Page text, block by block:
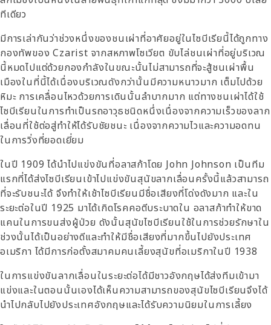
ทีเดียว
มีการเล่ากันว่าช่วงหนึ่งของชนเผ่าที่อาศัยอยู่ในไซบีเรียนี้ได้ถูกทาง
กองทัพของ Czarist จากสหภาพโซเวียต ขับไล่ชนเผ่าที่อยู่บริเวณ
นี้หมดไปแต่ด้วยกองกำลังในขณะนั้นไม่สามารถที่จะสู้ชนเผ่าพื้น
เมืองในที่นี้ได้เนื่องบริเวณดังกว่านั้นมีความหนาวมาก เต็มไปด้วย
หิมะ การเคลื่อนไหวด้วยการเดินนั้นลำบากมาก แต่ทางชนเผ่าได้ใช้
ไซบีเรียนในการทำเป็นรถอาวุธชนิดหนึ่งเนื่องจากความเร็วของลาก
เลื่อนที่ใช้ต่อสู่ทำให้ได้รับชัยชนะ เนื่องจากความไวและความอดทน
ในการวิ่งที่ยอดเยี่ยม
ในปี 1909 ได้นำไปแข่งขันที่อลาสก้าโดย John Johnson เป็นทีม
แรกที่ได้ส่งไซบีเรียนเข้าไปแข่งขันสุนัขลากเลื่อนครั้งนี้แล้วสามารถ
ที่จะรับชนะได้ จึงทำให้เช้าไซบีเรียนมีชื่อเสียงที่โด่งดังมาก และใน
ระยะต่อในปี 1925 มาได้เกิดโรคคอตีบระบาดใน อลาสก้าทำให้ขาด
แคนในการขนส่งผู้ป่วย ดังนั้นสุนัขไซบีเรียนใช้ในการช่วยรักษาใน
ช่วงนั้นได้เป็นอย่างดีและทำให้มีชื่อเสียงที่มากขึ้นไปยังประเทศ
อเมริกา ได้มีการก่อตั้งสมาคมคนเลี้ยงสุนัขที่อเมริกาในปี 1938
ในการแข่งขันลากเลื่อนในระยะต่อได้มีชาวอังกฤษได้ส่งทีมเข้ามา
แข่งและในตอนนั้นเองได้เห็นความสามารถของสุนัขไซบีเรียนจึงได้
นำไปกลับไปยังประเทศอังกฤษและได้รับความนิยมในการเลี้ยง